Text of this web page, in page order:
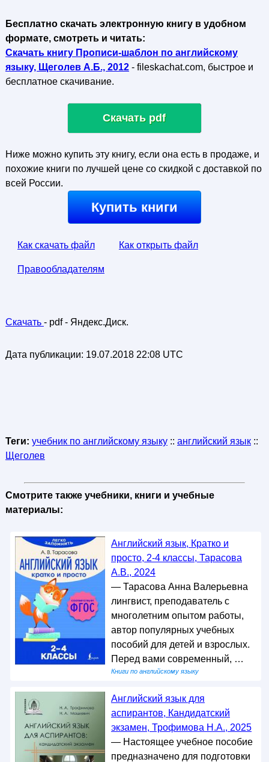
Бесплатно скачать электронную книгу в удобном
формате, смотреть и читать:
Скачать книгу Прописи-шаблон по английскому
языку, Щеголев А.Б., 2012- fileskachat.com, быстрое и
бесплатное скачивание.
Скачать pdf
Ниже можно купить эту книгу, если она есть в продаже, и
похожие книги по лучшей цене со скидкой с доставкой по
всей России.
Купить книги
Как скачать файл Как открыть файл
Правообладателям
Скачать - pdf - Яндекс.Диск.
Дата публикации: 19.07.2018 22:08 UTC
Теги: учебник по английскому языку:: английский язык::
Щеголев
Смотрите также учебники, книги и учебные
материалы:
Английский язык, Кратко и
просто, 2-4 классы, Тарасова
А.В., 2024
— Тарасова Анна Валерьевна
лингвист, преподаватель с
многолетним опытом работы,
автор популярных учебных
пособий для детей и взрослых.
Перед вами современный, …
Книги по английскому языку
Английский язык для
аспирантов, Кандидатский
экзамен, Трофимова Н.А., 2025
— Настоящее учебное пособие
предназначено для подготовки